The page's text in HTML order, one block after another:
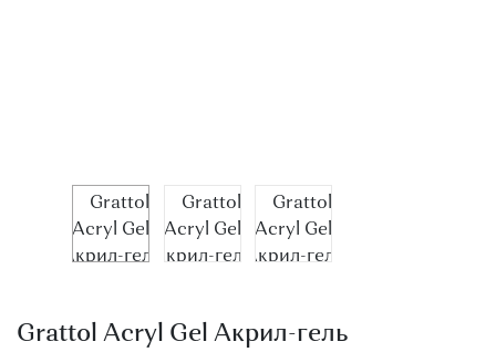
Grattol Acryl Gel Акрил-гель